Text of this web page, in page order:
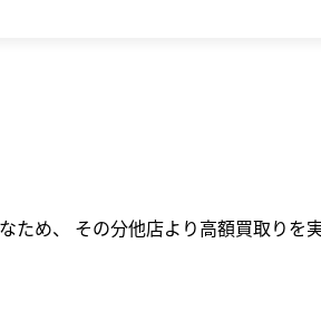
ため、 その分他店より高額買取りを